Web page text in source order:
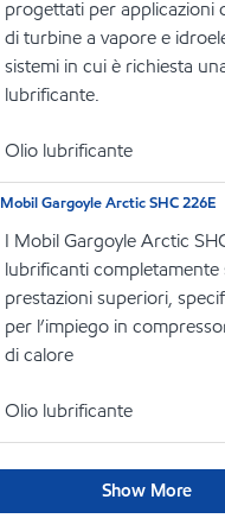
progettati per applicazioni
di turbine a vapore e
sistemi in cui è richiesta
lubrificante.
Olio lubrificante
Mobil Gargoyle Arctic SHC 226E
I Mobil Gargoyle Arctic
lubrificanti completamente
prestazioni superiori,
per l’impiego in
di calore
Olio lubrificante
Show More